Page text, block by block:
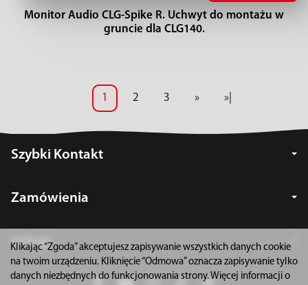
Monitor Audio CLG-Spike R. Uchwyt do montażu w
gruncie dla CLG140.
1 2 3 » »|
Szybki Kontakt
Zamówienia
Usługi
Klikając “Zgoda” akceptujesz zapisywanie wszystkich danych cookie
na twoim urządzeniu. Kliknięcie “Odmowa” oznacza zapisywanie tylko
danych niezbędnych do funkcjonowania strony. Więcej informacji o